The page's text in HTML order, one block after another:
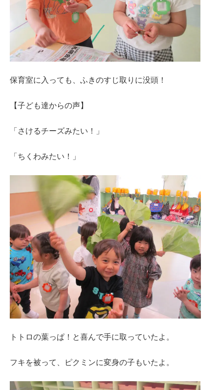
保育室に入っても、ふきのすじ取りに没頭！
【子ども達からの声】
「さけるチーズみたい！」
「ちくわみたい！」
トトロの葉っぱ！と喜んで手に取っていたよ。
フキを被って、ピクミンに変身の子もいたよ。